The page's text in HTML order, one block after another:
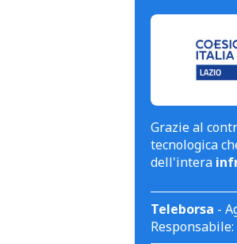
Grazie al
tecnologica
dell'intera
Teleborsa -
Responsabile: